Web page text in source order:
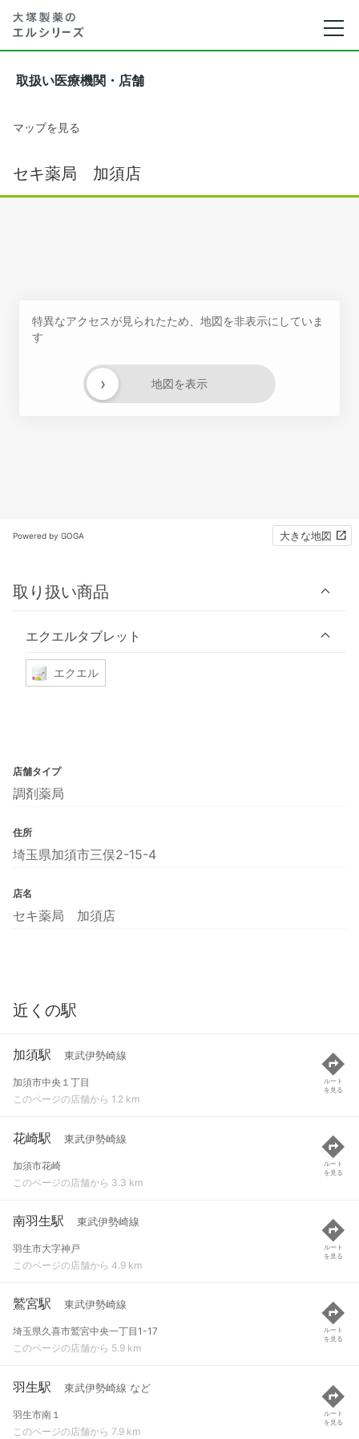
取扱い医療機関・店舗
マップを見る
セキ薬局 加須店
特異なアクセスが見られたため、地図を非表示にしていま
す
地図を表示
›
Powered by GOGA 大きな地図
取り扱い商品
エクエルタブレット
エクエル
店舗タイプ
調剤薬局
住所
埼玉県加須市三俣2-15-4
店名
セキ薬局 加須店
近くの駅
加須駅 東武伊勢崎線
加須市中央１丁目
このページの店舗から 1.2 km
ルート
を見る
花崎駅 東武伊勢崎線
加須市花崎
このページの店舗から 3.3 km
ルート
を見る
南羽生駅 東武伊勢崎線
羽生市大字神戸
このページの店舗から 4.9 km
ルート
を見る
鷲宮駅 東武伊勢崎線
埼玉県久喜市鷲宮中央一丁目1-17
このページの店舗から 5.9 km
ルート
を見る
羽生駅 東武伊勢崎線 など
羽生市南１
このページの店舗から 7.9 km
ルート
を見る